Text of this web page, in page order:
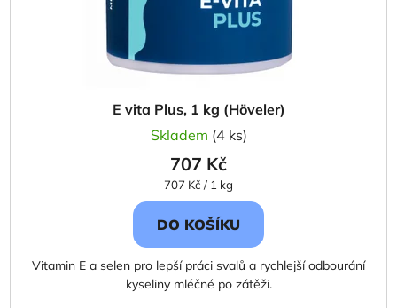
E vita Plus, 1 kg (Höveler)
Skladem (4 ks)
707 Kč
Měrná
cena:
707 Kč / 1 kg
DO KOŠÍKU
Vitamin E a selen pro lepší práci svalů a rychlejší odbourání
kyseliny mléčné po zátěži.